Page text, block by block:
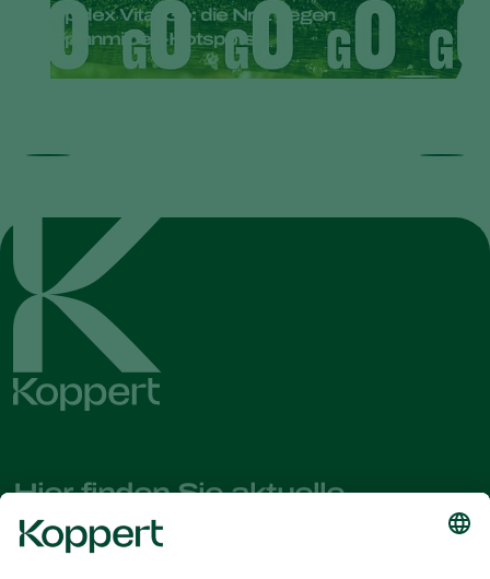
Spidex Vital Go: die Nr. 1 gegen
Spinnmilben-Hotspots
Hier finden Sie aktuelle
Nachrichten und Informationen